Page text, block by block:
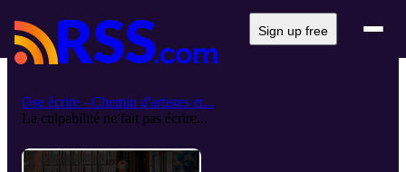
Sign up free
Ose écrire - Chemin d'artistes et...
La culpabilité ne fait pas écrire...